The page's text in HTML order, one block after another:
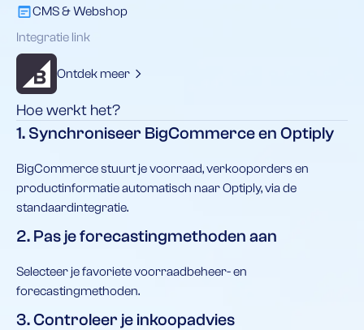
Hoe werkt het?
1. Synchroniseer BigCommerce en Optiply
BigCommerce stuurt je voorraad, verkooporders en
productinformatie automatisch naar Optiply, via de
standaardintegratie.
2. Pas je forecastingmethoden aan
Selecteer je favoriete voorraadbeheer- en
forecastingmethoden.
3. Controleer je inkoopadvies
CMS & Webshop
Integratie link
Ontdek meer